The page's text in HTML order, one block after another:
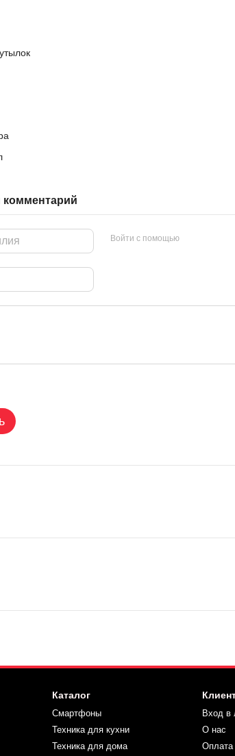
Войти с помощью
Каталог
Смартфоны
Техника для кухни
Техника для дома
Вход в
О нас
Оплата